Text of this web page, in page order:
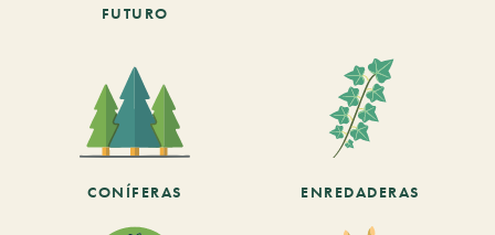
FUTURO
CONÍFERAS ENREDADERAS